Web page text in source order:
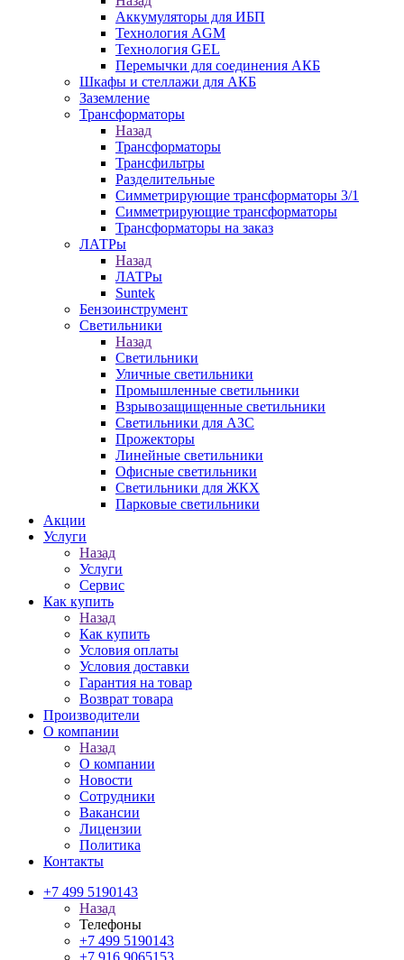
Аккумуляторы для ИБП
Технология AGM
Технология GEL
Перемычки для соединения АКБ
Шкафы и стеллажи для АКБ
Заземление
Трансформаторы
Назад
Трансформаторы
Трансфильтры
Разделительные
Симметрирующие трансформаторы 3/1
Симметрирующие трансформаторы
Трансформаторы на заказ
ЛАТРы
Назад
ЛАТРы
Suntek
Бензоинструмент
Светильники
Назад
Светильники
Уличные светильники
Промышленные светильники
Взрывозащищенные светильники
Светильники для АЗС
Прожекторы
Линейные светильники
Офисные светильники
Светильники для ЖКХ
Парковые светильники
Акции
Услуги
Назад
Услуги
Сервис
Как купить
Назад
Как купить
Условия оплаты
Условия доставки
Гарантия на товар
Возврат товара
Производители
О компании
Назад
О компании
Новости
Сотрудники
Вакансии
Лицензии
Политика
Контакты
+7 499 5190143
Назад
Телефоны
+7 499 5190143
+7 916 9065153